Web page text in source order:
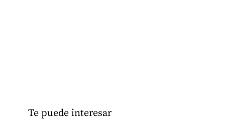
Te puede interesar